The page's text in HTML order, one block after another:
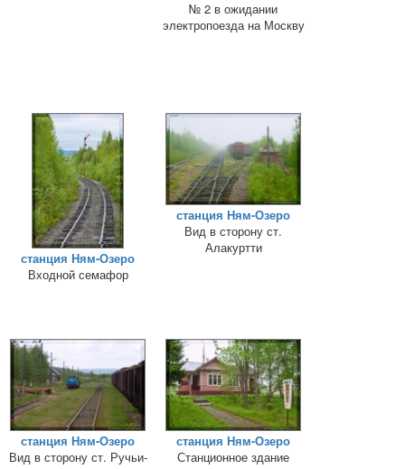
№ 2 в ожидании
электропоезда на Москву
станция Ням-Озеро
Входной семафор
станция Ням-Озеро
Вид в сторону ст.
Алакуртти
станция Ням-Озеро
Вид в сторону ст. Ручьи-
станция Ням-Озеро
Станционное здание